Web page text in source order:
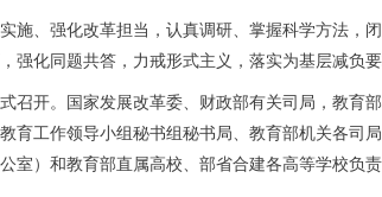
、强化改革担当，认真调研、掌握科学方法，
强化同题共答，力戒形式主义，落实为基层减负
开。国家发展改革委、财政部有关司局，教育
育工作领导小组秘书组秘书局、教育部机关各司
室）和教育部直属高校、部省合建各高等学校负责